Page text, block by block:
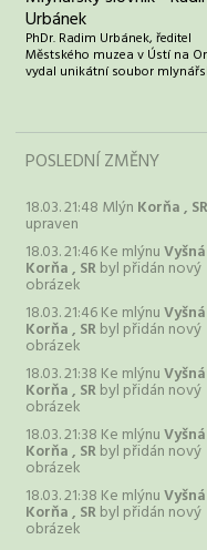
Urbánek
PhDr. Radim Urbánek, ředitel
Městského muzea v Ústí na
vydal unikátní soubor
POSLEDNÍ ZMĚNY
18.03. 21:48 Mlýn Korňa , SR
upraven
18.03. 21:46 Ke mlýnuVyšná
Korňa , SRbyl přidán nový
obrázek
18.03. 21:46 Ke mlýnuVyšná
Korňa , SRbyl přidán nový
obrázek
18.03. 21:38 Ke mlýnuVyšná
Korňa , SRbyl přidán nový
obrázek
18.03. 21:38 Ke mlýnuVyšná
Korňa , SRbyl přidán nový
obrázek
18.03. 21:38 Ke mlýnuVyšná
Korňa , SRbyl přidán nový
obrázek